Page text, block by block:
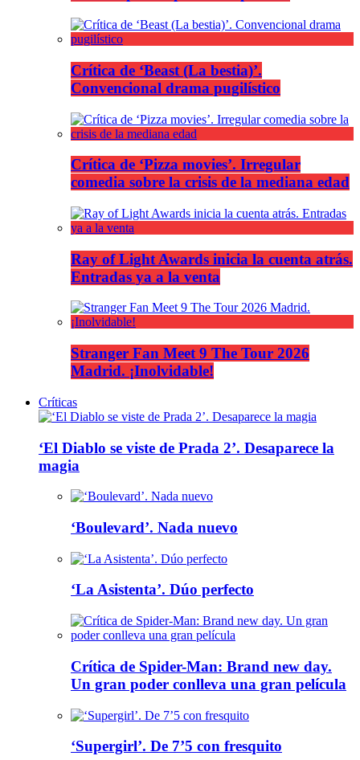
Crítica de ‘Beast (La bestia)’.
Convencional drama pugilístico
Crítica de ‘Pizza movies’. Irregular
comedia sobre la crisis de la mediana edad
Ray of Light Awards inicia la cuenta atrás.
Entradas ya a la venta
Stranger Fan Meet 9 The Tour 2026
Madrid. ¡Inolvidable!
Críticas
‘El Diablo se viste de Prada 2’. Desaparece la
magia
‘Boulevard’. Nada nuevo
‘La Asistenta’. Dúo perfecto
Crítica de Spider-Man: Brand new day.
Un gran poder conlleva una gran película
‘Supergirl’. De 7’5 con fresquito